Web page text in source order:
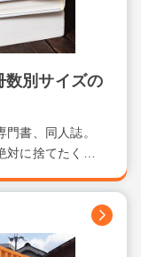
数別サイズの
書、同人誌。
対に捨てたく